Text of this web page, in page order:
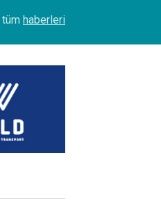
18. kez zirvede
tüm haberleri